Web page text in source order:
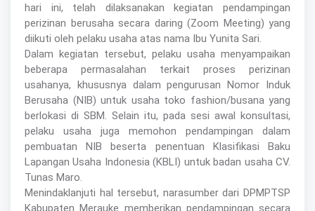
hari ini, telah dilaksanakan kegiatan pendampingan
perizinan berusaha secara daring (Zoom Meeting) yang
diikuti oleh pelaku usaha atas nama Ibu Yunita Sari.
Dalam kegiatan tersebut, pelaku usaha menyampaikan
beberapa permasalahan terkait proses perizinan
usahanya, khususnya dalam pengurusan Nomor Induk
Berusaha (NIB) untuk usaha toko fashion/busana yang
berlokasi di SBM. Selain itu, pada sesi awal konsultasi,
pelaku usaha juga memohon pendampingan dalam
pembuatan NIB beserta penentuan Klasifikasi Baku
Lapangan Usaha Indonesia (KBLI) untuk badan usaha CV.
Tunas Maro.
Menindaklanjuti hal tersebut, narasumber dari DPMPTSP
Kabupaten Merauke memberikan pendampingan secara